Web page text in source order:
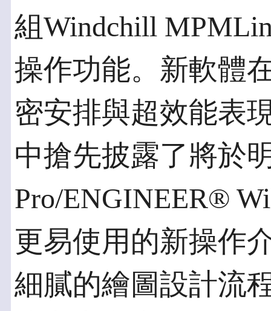
組Windchill
操作功能。新軟體
密安排與超效能表
中搶先披露了將於
Pro/ENGINEER®
更易使用的新操作
細膩的繪圖設計流